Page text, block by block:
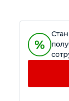
Силовое